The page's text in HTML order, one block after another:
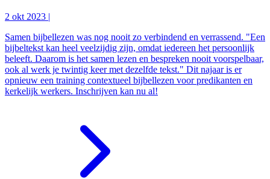
2 okt 2023 |
Samen bijbellezen was nog nooit zo verbindend en verrassend. "Een
bijbeltekst kan heel veelzijdig zijn, omdat iedereen het persoonlijk
beleeft. Daarom is het samen lezen en bespreken nooit voorspelbaar,
ook al werk je twintig keer met dezelfde tekst." Dit najaar is er
opnieuw een training contextueel bijbellezen voor predikanten en
kerkelijk werkers. Inschrijven kan nu al!